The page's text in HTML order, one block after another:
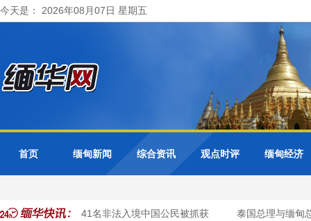
今天是： 2026年08月07日 星期五
首页 缅甸新闻 综合资讯 观点时评 缅甸经济
开展清网行动 41名非法入境中国公民被抓获 泰国总理与缅甸总